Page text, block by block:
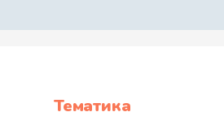
Тематика